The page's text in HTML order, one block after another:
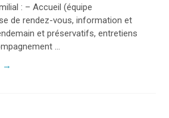
: – Accueil (équipe
de rendez-vous, information et
et préservatifs, entretiens
...
→